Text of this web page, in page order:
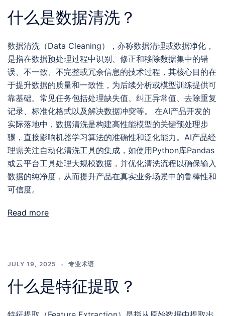
什么是数据清洗？
数据清洗（Data Cleaning），亦称数据清理或数据净化，
是指在数据预处理过程中识别、修正和移除数据集中的错
误、不一致、不完整或冗余信息的技术过程，其核心目的在
于提升数据的质量和一致性，为后续分析或模型训练提供可
靠基础。常见任务包括处理缺失值、纠正异常值、去除重复
记录、标准化格式以及解决数据冲突等。 在AI产品开发的
实际落地中，数据清洗是构建高性能模型的关键预处理步
骤，直接影响机器学习算法的准确性和泛化能力。AI产品经
理需关注自动化清洗工具的集成，如使用Python库Pandas
或云平台工具处理大规模数据，并优化清洗流程以确保输入
数据的纯净度，从而提升产品在真实业务场景中的鲁棒性和
可信度。
Read more
JULY 19, 2025 专业术语
什么是特征提取？